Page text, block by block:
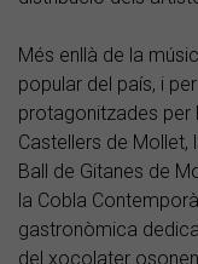
Més enllà de la
popular del país, i
protagonitzades per
Castellers de Mollet,
Ball de Gitanes de
la Cobla
gastronòmica
del xocolater